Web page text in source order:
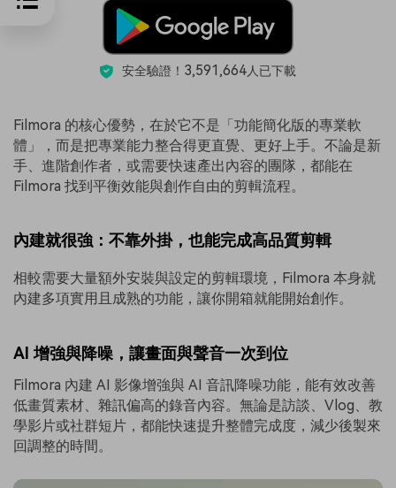
安全驗證！ 3,591,664人已下載
Filmora 的核心優勢，在於它不是「功能簡化版的專業軟
體」，而是把專業能力整合得更直覺、更好上手。不論是新
手、進階創作者，或需要快速產出內容的團隊，都能在
Filmora 找到平衡效能與創作自由的剪輯流程。
內建就很強：不靠外掛，也能完成高品質剪輯
相較需要大量額外安裝與設定的剪輯環境，Filmora 本身就
內建多項實用且成熟的功能，讓你開箱就能開始創作。
AI 增強與降噪，讓畫面與聲音一次到位
Filmora 內建 AI 影像增強與 AI 音訊降噪功能，能有效改善
低畫質素材、雜訊偏高的錄音內容。無論是訪談、Vlog、教
學影片或社群短片，都能快速提升整體完成度，減少後製來
回調整的時間。